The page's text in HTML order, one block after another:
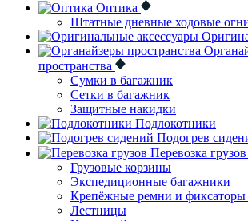
Оптика
Штатные дневные ходовые
пространства
Сумки в багажник
Сетки в багажник
Защитные накидки
Подлокотники
Подогрев
Перевозка грузов
Грузовые корзины
Экспедиционные багажники
Крепёжные ремни и фиксаторы
Лестницы